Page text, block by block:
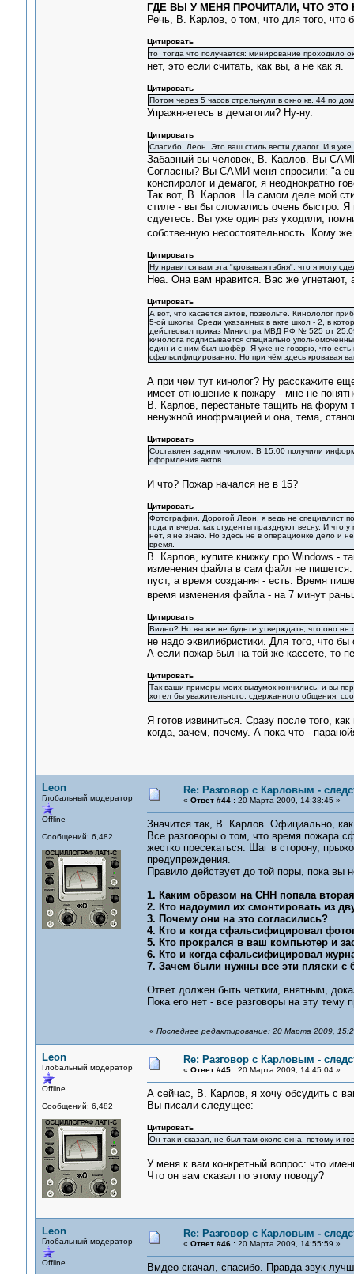
ГДЕ ВЫ У МЕНЯ ПРОЧИТАЛИ, ЧТО
Речь, В. Карлов, о том, что для того, что
Цитировать
то тогда что получается: минирование проходило
нет, это если считать, как вы, а не как я.
Цитировать
Потом через 5 часов стрельнули в окно кв. 44 по
Упражняетесь в демагогии? Ну-ну.
Цитировать
Спасибо, Леон. Это ваш стиль вести диалог. И я уже
Забавный вы человек, В. Карлов. Вы САМИ
Согласны? Вы САМИ меня спросили: "а
конспиролог и демагог, я неоднократно
Так вот, В. Карлов. На самом деле мой
стиле - вы бы сломались очень быстро. Я
сдуетесь. Вы уже один раз уходили,
собственную несостоятельность. Кому
Цитировать
Ну нравится вам эта "кровавая гэбня", что я могу
Неа. Она вам нравится. Вас же угнетают,
Цитировать
А вот, что касается актов, позвольте. Кинололог
5-ой школы. Среди указанных в акте школ - 2, в
действовал приказ Министра МВД РФ № 525 от
кинолога подписывается специально
один и с ним был шофёр. Я уже не говорю, что есть
сфальсифицированно. Но при чём здесь кровавая
А при чем тут кинолог? Ну расскажите
имеет отношение к пожару - мне не
В. Карлов, перестаньте тащить на форум
ненужной инофрмацией и она, тема,
Цитировать
Составлен задним числом. В 15.00 получили
оформления актов.
И что? Пожар начался не в 15?
Цитировать
Фотографии. Дорогой Леон, я ведь не специалист
года и вчера, как студенты празднуют весну. И что
нет, я не знаю. Но здесь не в операционке дело и
время.
В. Карлов, купите книжку про Windows -
изменения файла в сам файл не
пуст, а время создания - есть. Время
время изменения файла - на 7 минут
Цитировать
Видео? Но вы же не будете утверждать, что оно не
не надо эквилибристики. Для того, что
А если пожар был на той же кассете, то
Цитировать
Так ваши примеры моих выдумок кончились, и вы
хотел бы уважительного, сдержанного общения,
Я готов извиниться. Сразу после того,
когда, зачем, почему. А пока что -
Leon
Глобальный модератор
Offline
Сообщений: 6,482
Re: Разговор с Карловым -
« Ответ #44 :20 Марта 2009, 14:38:45 »
Значится так, В. Карлов. Официально,
Все разговоры о том, что время пожара
жестко пресекаться. Шаг в сторону,
предупреждения.
Правило действует до той поры, пока вы
1. Каким образом на СНН попала
2. Кто надоумил их смонтировать из
3. Почему они на это согласились?
4. Кто и когда сфальсифицировал
5. Кто прокрался в ваш компьютер и
6. Кто и когда сфальсифицировал
7. Зачем были нужны все эти пляски с
Ответ должен быть четким, внятным,
Пока его нет - все разговоры на эту тему
« Последнее редактирование: 20 Марта 2009,
Leon
Глобальный модератор
Offline
Сообщений: 6,482
Re: Разговор с Карловым -
« Ответ #45 :20 Марта 2009, 14:45:04 »
А сейчас, В. Карлов, я хочу обсудить с
Вы писали следущее:
Цитировать
Он так и сказал, не был там около окна, потому и
У меня к вам конкретный вопрос: что
Что он вам сказал по этому поводу?
Leon
Глобальный модератор
Offline
Re: Разговор с Карловым -
« Ответ #46 :20 Марта 2009, 14:55:59 »
Вмдео скачал, спасибо. Правда звук